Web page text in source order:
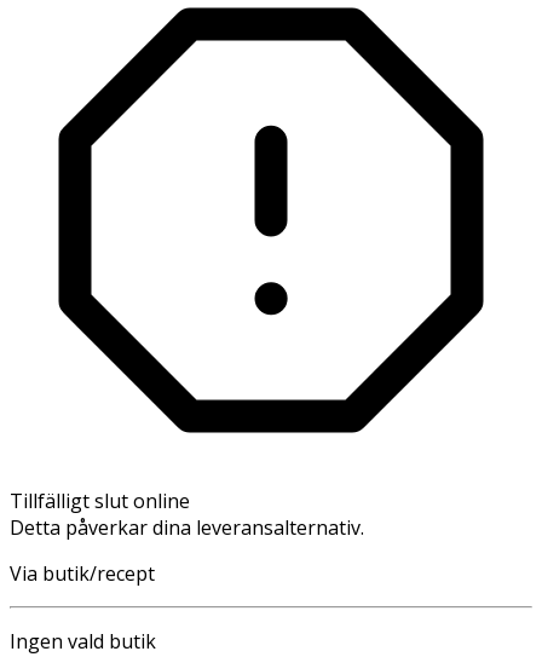
Tillfälligt slut online
Detta påverkar dina leveransalternativ.
Via butik/recept
Ingen vald butik